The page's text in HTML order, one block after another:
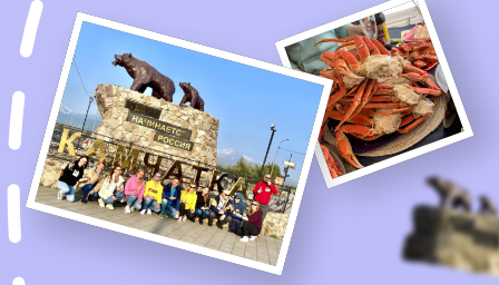
День морских
приключений, бухта
Русская и рыбалка с
ДЕНЬ 3